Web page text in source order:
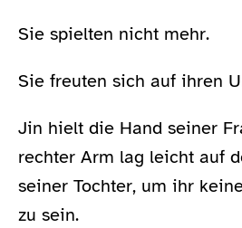
Sie spielten nicht mehr.
Sie freuten sich auf ihren
Jin hielt die Hand seiner
rechter Arm lag leicht auf
seiner Tochter, um ihr
zu sein.